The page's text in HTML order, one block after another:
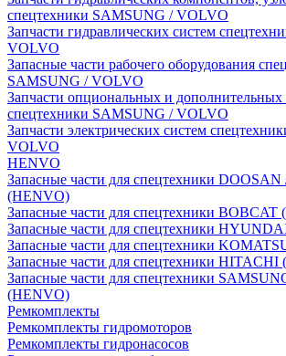
спецтехники SAMSUNG / VOLVO
Запчасти гидравлических систем
VOLVO
Запасные части рабочего оборудования
SAMSUNG / VOLVO
Запчасти опциональных и дополнительных
спецтехники SAMSUNG / VOLVO
Запчасти электрических систем
VOLVO
HENVO
Запасные части для спецтехники
(HENVO)
Запасные части для спецтехники
Запасные части для спецтехники
Запасные части для спецтехники
Запасные части для спецтехники
Запасные части для спецтехники
(HENVO)
Ремкомплекты
Ремкомплекты гидромоторов
Ремкомплекты гидронасосов